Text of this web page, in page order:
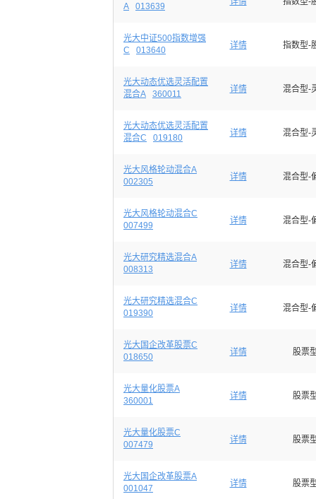
A
013639
光大中证500指数增强
C
013640 详情 指数型-
光大动态优选灵活配置
混合A
360011 详情 混合型-
光大动态优选灵活配置
混合C
019180 详情 混合型-
光大风格轮动混合A
002305
详情 混合型-
光大风格轮动混合C
007499
详情 混合型-
光大研究精选混合A
008313
详情 混合型-
光大研究精选混合C
019390
详情 混合型-
光大国企改革股票C
018650
详情 股票
光大量化股票A
360001
详情 股票
光大量化股票C
007479
详情 股票
光大国企改革股票A
001047
详情 股票